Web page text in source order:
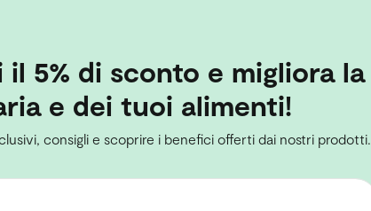
5% di sconto e migliora la
e dei tuoi alimenti!
consigli e scoprire i benefici offerti dai nostri prodotti.